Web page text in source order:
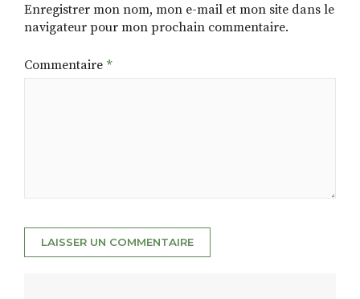
Enregistrer mon nom, mon e-mail et mon site dans le
navigateur pour mon prochain commentaire.
Commentaire *